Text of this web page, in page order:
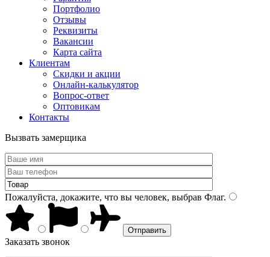
Портфолио
Отзывы
Реквизиты
Вакансии
Карта сайта
Клиентам
Скидки и акции
Онлайн-калькулятор
Вопрос-ответ
Оптовикам
Контакты
Вызвать замерщика
Пожалуйста, докажите, что вы человек, выбрав Флаг.
Заказать звонок